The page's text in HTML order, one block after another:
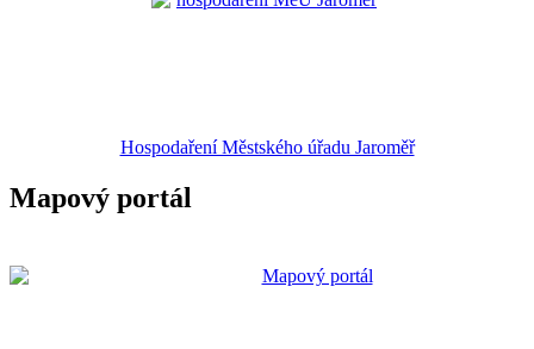
Hospodaření Městského úřadu Jaroměř
Mapový portál